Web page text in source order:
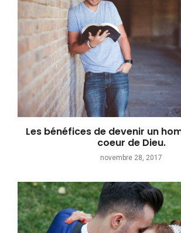
Les bénéfices de devenir un
coeur de Dieu.
novembre 28, 2017